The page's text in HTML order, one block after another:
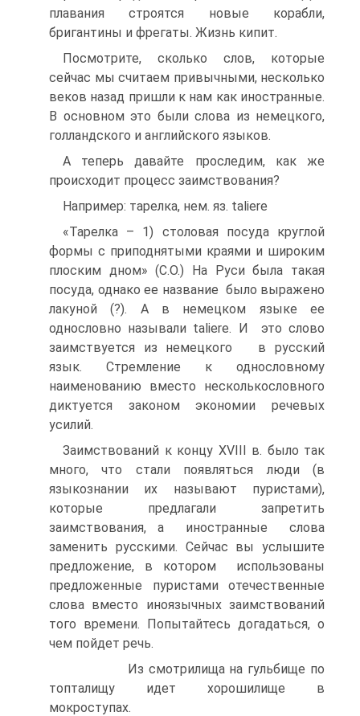
плавания строятся новые корабли,
бригантины и фрегаты. Жизнь кипит.
Посмотрите, сколько слов, которые
сейчас мы считаем привычными, несколько
веков назад пришли к нам как иностранные.
В основном это были слова из немецкого,
голландского и английского языков.
А теперь давайте проследим, как же
происходит процесс заимствования?
Например: тарелка, нем. яз. taliere
«Тарелка – 1) столовая посуда круглой
формы с приподнятыми краями и широким
плоским дном» (С.О.) На Руси была такая
посуда, однако ее название было выражено
лакуной (?). А в немецком языке ее
однословно называли taliere. И это слово
заимствуется из немецкого в русский
язык. Стремление к однословному
наименованию вместо несколькословного
диктуется законом экономии речевых
усилий.
Заимствований к концу XVIII в. было так
много, что стали появляться люди (в
языкознании их называют пуристами),
которые предлагали запретить
заимствования, а иностранные слова
заменить русскими. Сейчас вы услышите
предложение, в котором использованы
предложенные пуристами отечественные
слова вместо иноязычных заимствований
того времени. Попытайтесь догадаться, о
чем пойдет речь.
Из смотрилища на гульбище по
топталищу идет хорошилище в
мокроступах.